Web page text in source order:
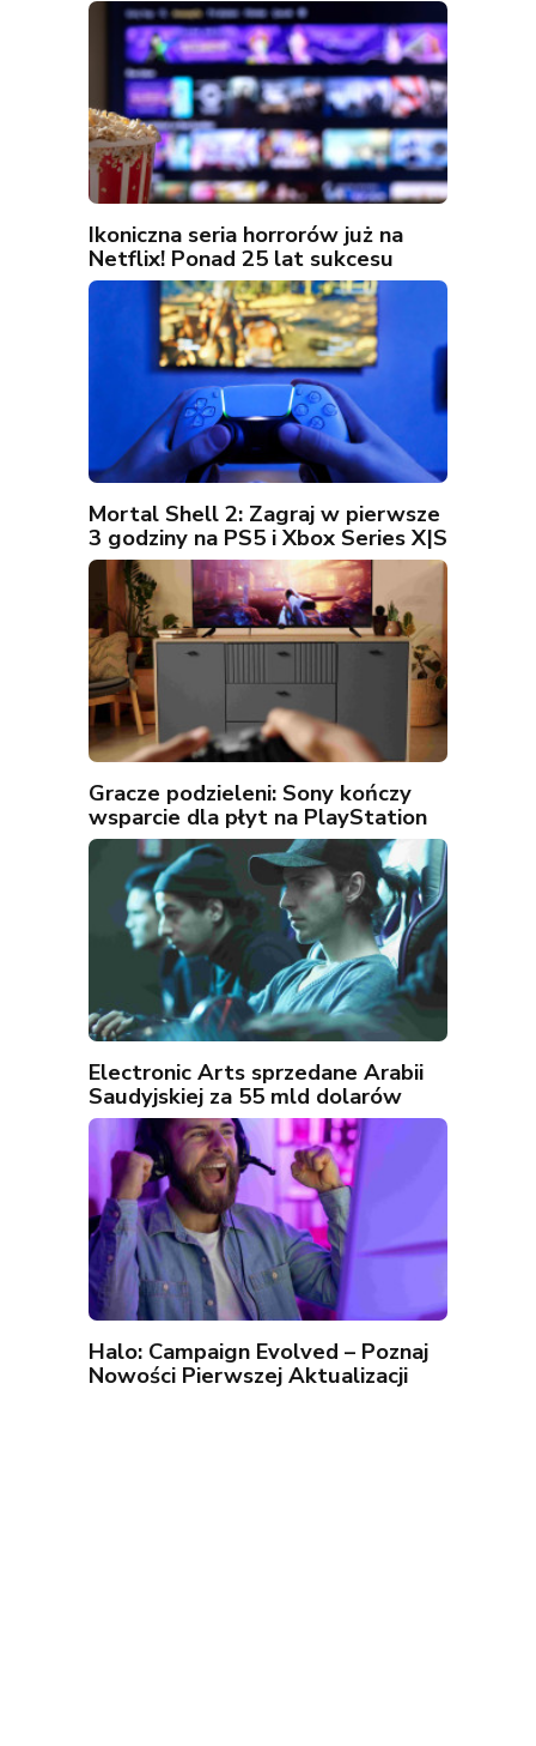
Ikoniczna seria horrorów już na
Netflix! Ponad 25 lat sukcesu
Mortal Shell 2: Zagraj w pierwsze
3 godziny na PS5 i Xbox Series X|S
Gracze podzieleni: Sony kończy
wsparcie dla płyt na PlayStation
Electronic Arts sprzedane Arabii
Saudyjskiej za 55 mld dolarów
Halo: Campaign Evolved – Poznaj
Nowości Pierwszej Aktualizacji